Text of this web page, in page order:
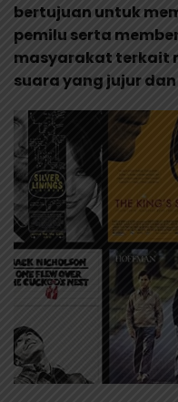
bertujuan untuk
pemilu serta
masyarakat terkait
suara yang jujur